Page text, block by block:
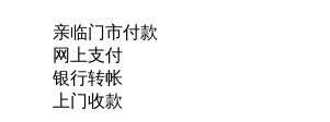
亲临门市付款
网上支付
银行转帐
上门收款